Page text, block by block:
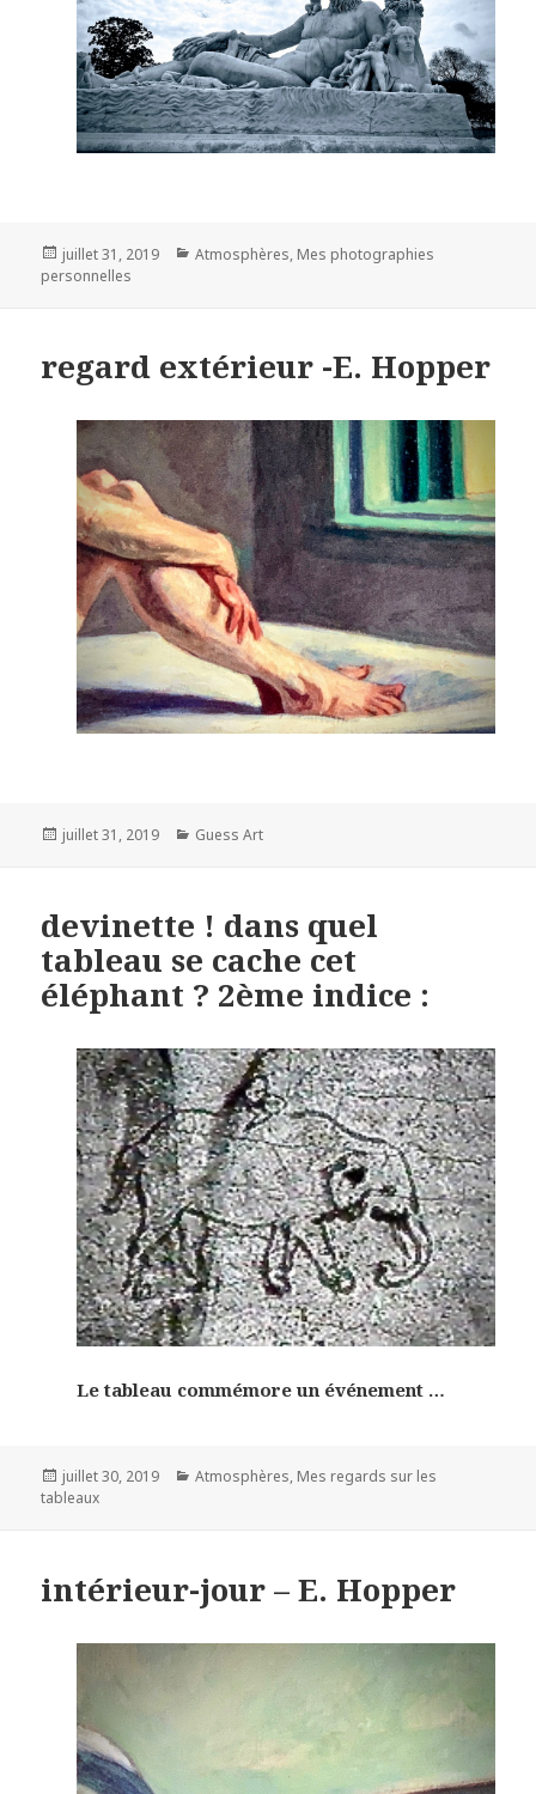
Posted
on
juillet 31, 2019 Categories
Atmosphères, Mes photographies
personnelles
regard extérieur -E. Hopper
Posted
juillet 31, 2019 Categories
Guess Art
devinette ! dans quel
tableau se cache cet
éléphant ? 2ème indice :
Le tableau commémore un événement …
Posted
on
juillet 30, 2019 Categories
Atmosphères, Mes regards sur les
tableaux
intérieur-jour – E. Hopper